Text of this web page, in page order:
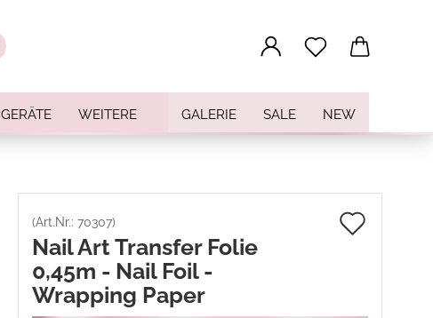
Suche...
GERÄTE GALERIE SALE NEW
WEITERE
(Art.Nr.: 70307)
Nail Art Transfer Folie
0,45m - Nail Foil -
Wrapping Paper